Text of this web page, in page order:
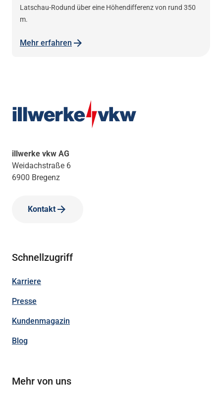
Latschau-Rodund über eine Höhendifferenz von rund 350
m.
Mehr erfahren
illwerke vkw AG
Weidachstraße 6
6900 Bregenz
Kontakt
Schnellzugriff
Karriere
Presse
Kundenmagazin
Blog
Mehr von uns